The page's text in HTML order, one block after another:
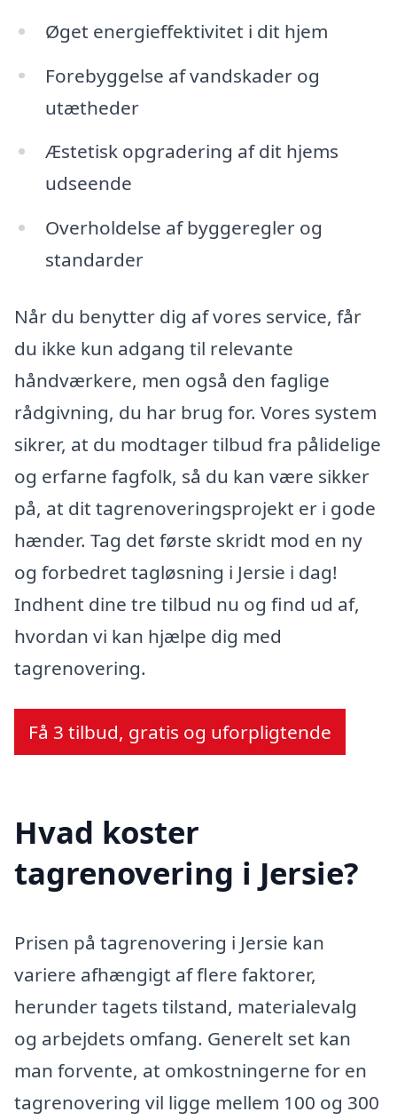
Øget energieffektivitet i dit hjem
Forebyggelse af vandskader og
utætheder
Æstetisk opgradering af dit hjems
udseende
Overholdelse af byggeregler og
standarder
Når du benytter dig af vores service, får
du ikke kun adgang til relevante
håndværkere, men også den faglige
rådgivning, du har brug for. Vores system
sikrer, at du modtager tilbud fra pålidelige
og erfarne fagfolk, så du kan være sikker
på, at dit tagrenoveringsprojekt er i gode
hænder. Tag det første skridt mod en ny
og forbedret tagløsning i Jersie i dag!
Indhent dine tre tilbud nu og find ud af,
hvordan vi kan hjælpe dig med
tagrenovering.
Få 3 tilbud, gratis og uforpligtende
Hvad koster
tagrenovering i Jersie?
Prisen på tagrenovering i Jersie kan
variere afhængigt af flere faktorer,
herunder tagets tilstand, materialevalg
og arbejdets omfang. Generelt set kan
man forvente, at omkostningerne for en
tagrenovering vil ligge mellem 100 og 300